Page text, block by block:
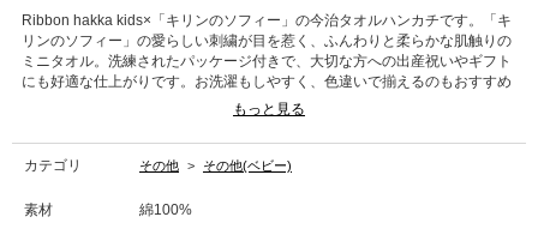
Ribbon hakka kids×「キリンのソフィー」の今治タオルハンカチです。「キ
リンのソフィー」の愛らしい刺繍が目を惹く、ふんわりと柔らかな肌触りの
ミニタオル。洗練されたパッケージ付きで、大切な方への出産祝いやギフト
にも好適な仕上がりです。お洗濯もしやすく、色違いで揃えるのもおすすめ
今治タオル
imabari towel Japan
愛媛県今治市で生産される高品質なタオルであり、優れた吸水性と柔らかさ
もっと見る
カテゴリ その他 > その他(ベビー)
素材 綿100%